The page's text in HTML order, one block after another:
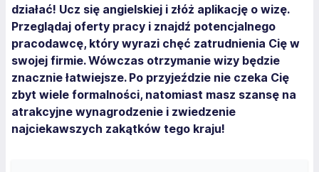
działać! Ucz się angielskiej i złóż aplikację o wizę.
Przeglądaj oferty pracy i znajdź potencjalnego
pracodawcę, który wyrazi chęć zatrudnienia Cię w
swojej firmie. Wówczas otrzymanie wizy będzie
znacznie łatwiejsze. Po przyjeździe nie czeka Cię
zbyt wiele formalności, natomiast masz szansę na
atrakcyjne wynagrodzenie i zwiedzenie
najciekawszych zakątków tego kraju!